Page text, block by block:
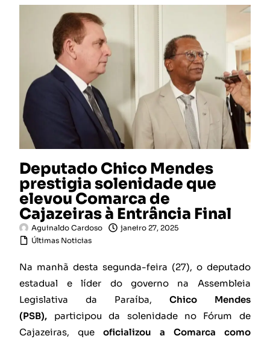
Deputado Chico Mendes
prestigia solenidade que
elevou Comarca de
Cajazeiras à Entrância Final
Aguinaldo Cardoso
janeiro 27, 2025
Últimas Noticias
Na manhã desta segunda-feira (27), o deputado
estadual e líder do governo na Assembleia
Legislativa da Paraíba, Chico Mendes
(PSB), participou da solenidade no Fórum de
Cajazeiras, queoficializou a Comarca como